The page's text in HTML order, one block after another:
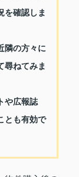
を確認しま
隣の方々に
尋ねてみま
や広報誌
とも有効で